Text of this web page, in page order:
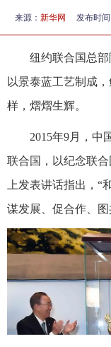
来源： 新华网 发布时间
纽约联合国总部
以景泰蓝工艺制成
样，熠熠生辉。
2015年9月，中
联合国，以纪念联
上发表讲话指出，“
谋发展、促合作、图